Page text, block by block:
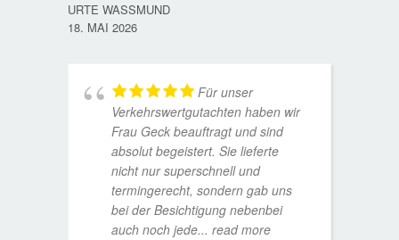
URTE WASSMUND
18. MAI 2026
Für unser
Verkehrswertgutachten haben wir
Frau Geck beauftragt und sind
absolut begeistert. Sie lieferte
nicht nur superschnell und
termingerecht, sondern gab uns
bei der Besichtigung nebenbei
auch noch jede... read more